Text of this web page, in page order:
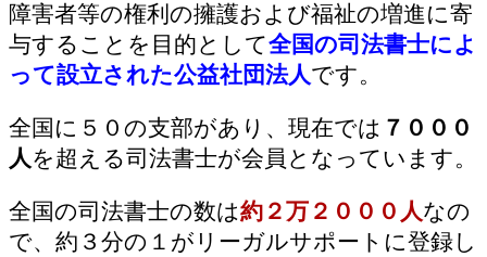
障害者等の権利の擁護および福祉の増進に寄
与することを目的として全国の司法書士によ
って設立された公益社団法人です。
全国に５０の支部があり、現在では ７０００
人 を超える司法書士が会員となっています。
全国の司法書士の数は約２万２０００人なの
で、約３分の１がリーガルサポートに登録し